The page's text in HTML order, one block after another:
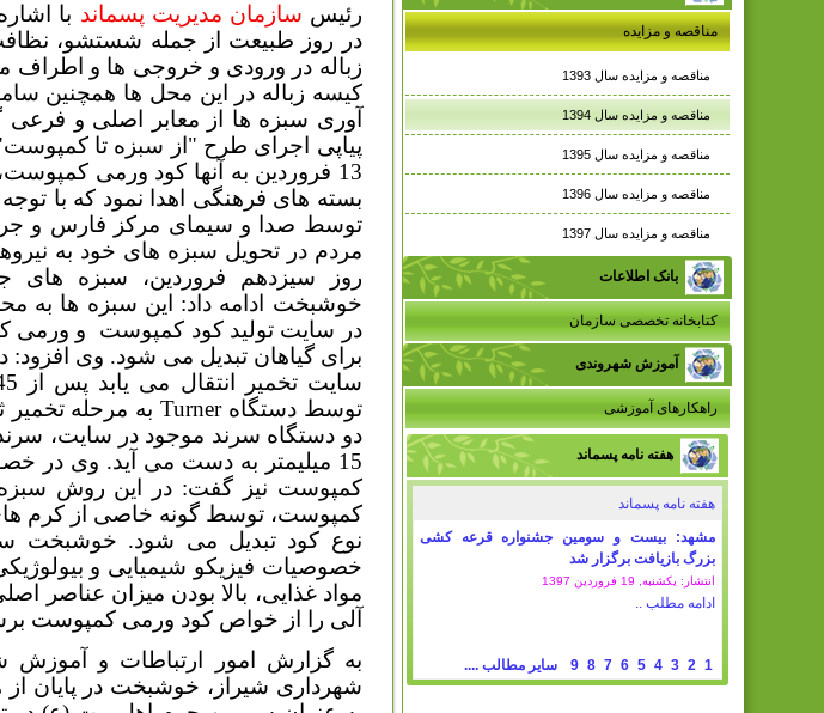
مناقصه و مزایده
مناقصه و مزایده سال 1393
مناقصه و مزایده سال 1394
مناقصه و مزایده سال 1395
مناقصه و مزایده سال 1396
مناقصه و مزایده سال 1397
بانک اطلاعات
کتابخانه تخصصی سازمان
آموزش شهروندی
راهکارهای آموزشی
هفته نامه پسماند
هفته نامه پسماند
مشهد: بیست و سومین جشنواره قرعه کشی
بزرگ بازیافت برگزار شد
انتشار: یکشنبه, 19 فروردين 1397
ادامه مطلب ..
1
2
3
4
5
6
7
8
9 سایر مطالب ....
رئیس سازمان مدیریت پسماند با
زباله در ورودی و خروجی ها و اطراف
کیسه زباله در این محل ها همچنین
آوری سبزه ها از معابر اصلی و
پیاپی اجرای طرح "از سبزه تا
13 فروردین به آنها کود ورمی
بسته های فرهنگی اهدا نمود که با
توسط صدا و سیمای مرکز فارس و
مردم در تحویل سبزه های خود به
خوشبخت ادامه داد: این سبزه ها به
در سایت تولید کود کمپوست و ورمی
برای گیاهان تبدیل می شود. وی
توسط دستگاهTurnerبه مرحله
15 میلیمتر به دست می آید. وی در
کمپوست نیز گفت: در این روش
کمپوست، توسط گونه خاصی از کرم
نوع کود تبدیل می شود. خوشبخت
خصوصیات فیزیکو شیمیایی و
مواد غذایی، بالا بودن میزان عناصر
آلی را از خواص کود ورمی کمپوست
به گزارش امور ارتباطات و آموزش
شهرداری شیراز، خوشبخت در پایان از